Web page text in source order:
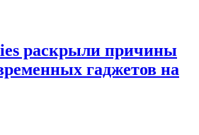
раскрыли причины
гаджетов на